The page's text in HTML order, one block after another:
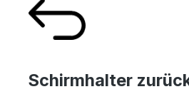
Schirmhalter